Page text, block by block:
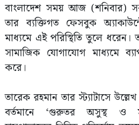
বাংলাদেশ সময় আজ (শনিবার)
তার ব্যক্তিগত ফেসবুক
মাধ্যমে এই পরিস্থিতি তুলে ধরেন।
সামাজিক যোগাযোগ মাধ্যমে
করে।
তারেক রহমান তার স্ট্যাটাসে
বর্তমানে ‘গুরুতর অসুস্থ ও